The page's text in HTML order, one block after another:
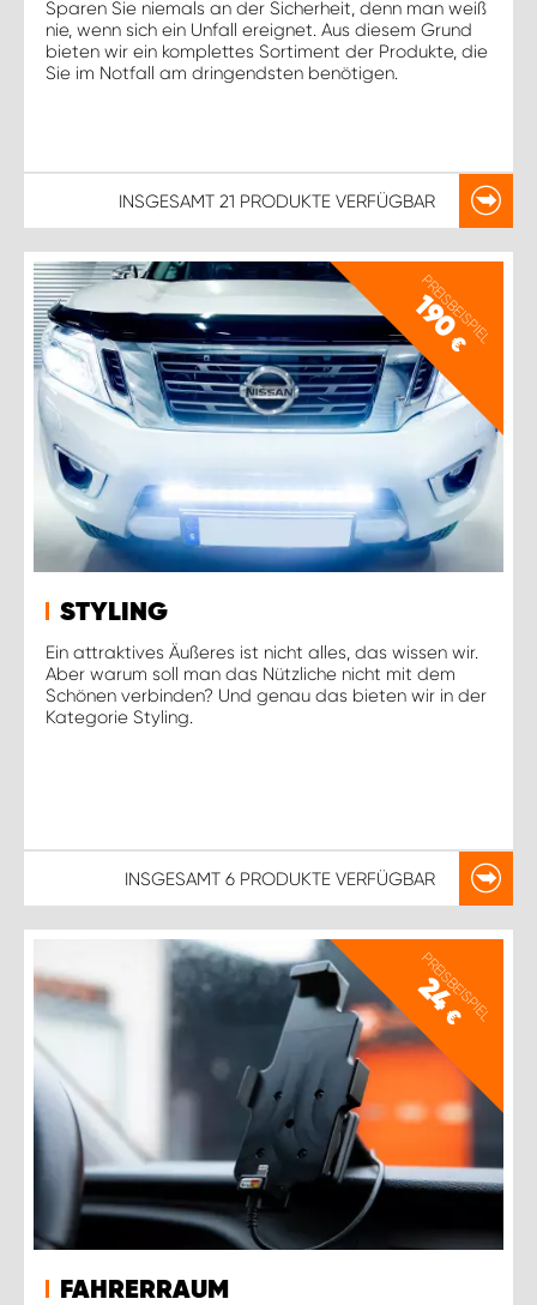
Sparen Sie niemals an der Sicherheit, denn man weiß
nie, wenn sich ein Unfall ereignet. Aus diesem Grund
bieten wir ein komplettes Sortiment der Produkte, die
Sie im Notfall am dringendsten benötigen.
INSGESAMT 21 PRODUKTE VERFÜGBAR
PREISBEISPIEL
190
€
STYLING
Ein attraktives Äußeres ist nicht alles, das wissen wir.
Aber warum soll man das Nützliche nicht mit dem
Schönen verbinden? Und genau das bieten wir in der
Kategorie Styling.
INSGESAMT 6 PRODUKTE VERFÜGBAR
PREISBEISPIEL
24
€
FAHRERRAUM